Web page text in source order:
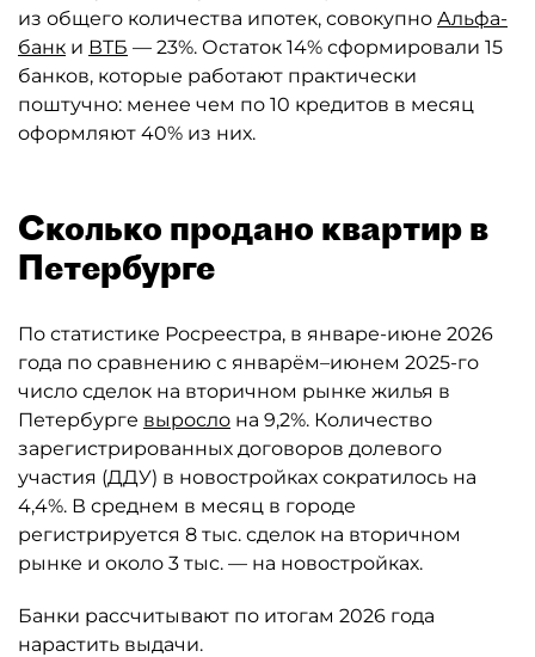
из общего количества ипотек, совокупно Альфа-
банк и ВТБ — 23%. Остаток 14% сформировали 15
банков, которые работают практически
поштучно: менее чем по 10 кредитов в месяц
оформляют 40% из них.
Сколько продано квартир в
Петербурге
По статистике Росреестра, в январе-июне 2026
года по сравнению с январём–июнем 2025-го
число сделок на вторичном рынке жилья в
Петербурге выросло на 9,2%. Количество
зарегистрированных договоров долевого
участия (ДДУ) в новостройках сократилось на
4,4%. В среднем в месяц в городе
регистрируется 8 тыс. сделок на вторичном
рынке и около 3 тыс. — на новостройках.
Банки рассчитывают по итогам 2026 года
нарастить выдачи.